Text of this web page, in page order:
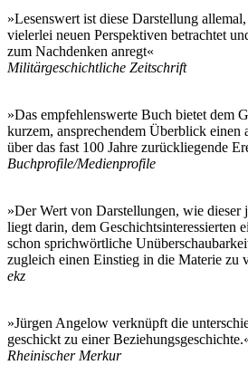
»Lesenswert ist diese Darstellung
vielerlei neuen Perspektiven betrachtet
zum Nachdenken anregt«
Militärgeschichtliche Zeitschrift
»Das empfehlenswerte Buch bietet dem
kurzem, ansprechendem Überblick einen
über das fast 100 Jahre zurückliegende
Buchprofile/Medienprofile
»Der Wert von Darstellungen, wie dieser
liegt darin, dem Geschichtsinteressierten
schon sprichwörtliche
zugleich einen Einstieg in die Materie zu
ekz
»Jürgen Angelow verknüpft die
geschickt zu einer
Rheinischer Merkur